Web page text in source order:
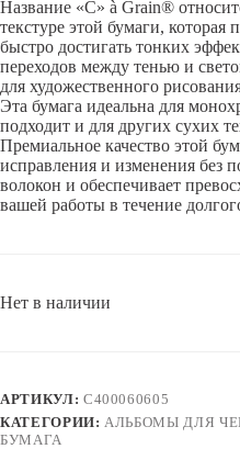
Название «C» à Grain®
текстуре этой бумаги, которая
быстро достигать тонких
переходов между тенью и
для художественного
Эта бумага идеальна для
подходит и для других сухих
Премиальное качество этой
исправления и изменения без
волокон и обеспечивает
вашей работы в течение
Нет в наличии
АРТИКУЛ: C400060605
КАТЕГОРИИ: АЛЬБОМЫ ДЛЯ
БУМАГА